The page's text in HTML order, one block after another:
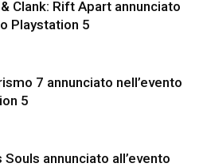
Clank: Rift Apart annunciato
Playstation 5
7 annunciato nell’evento
5
Souls annunciato all’evento